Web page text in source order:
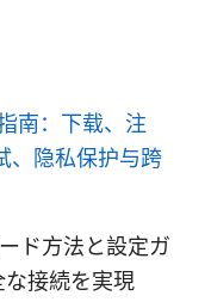
南：下载、注
、隐私保护与跨
ド方法と設定ガ
接続を実現